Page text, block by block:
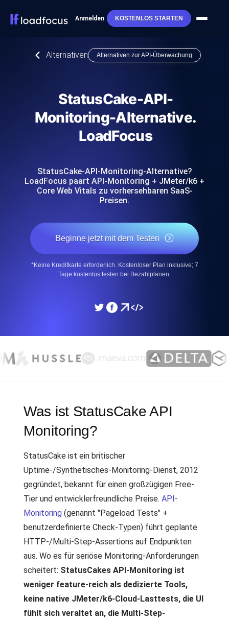
Anmelden KOSTENLOS STARTEN
Alternativen Alternativen zur API-Überwachung
StatusCake-API-
Monitoring-Alternative.
LoadFocus
StatusCake-API-Monitoring-Alternative?
LoadFocus paart API-Monitoring + JMeter/k6 +
Core Web Vitals zu vorhersehbaren SaaS-
Preisen.
Beginne jetzt mit dem Testen
*Keine Kreditkarte erforderlich. Kostenloser Plan inklusive; 7
Tage kostenlos testen bei Bezahlplänen.
Was ist StatusCake API
Monitoring?
StatusCake ist ein britischer
Uptime-/Synthetisches-Monitoring-Dienst, 2012
gegründet, bekannt für einen großzügigen Free-
Tier und entwicklerfreundliche Preise. API-
Monitoring (genannt "Pageload Tests" +
benutzerdefinierte Check-Typen) führt geplante
HTTP-/Multi-Step-Assertions auf Endpunkten
aus. Wo es für seriöse Monitoring-Anforderungen
scheitert: StatusCakes API-Monitoring ist
weniger feature-reich als dedizierte Tools,
keine native JMeter/k6-Cloud-Lasttests, die UI
fühlt sich veraltet an, die Multi-Step-